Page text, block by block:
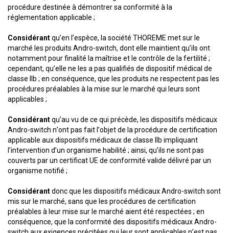
procédure destinée à démontrer sa conformité à la
réglementation applicable ;
Considérantqu’en l’espèce, la société THOREME met sur le
marché les produits Andro-switch, dont elle maintient qu’ils ont
notamment pour finalité la maîtrise et le contrôle de la fertilité ;
cependant, qu’elle ne les a pas qualifiés de dispositif médical de
classe IIb ; en conséquence, que les produits ne respectent pas les
procédures préalables à la mise sur le marché qui leurs sont
applicables ;
Considérantqu’au vu de ce qui précède, les dispositifs médicaux
Andro-switch n’ont pas fait l’objet de la procédure de certification
applicable aux dispositifs médicaux de classe IIb impliquant
l’intervention d’un organisme habilité ; ainsi, qu’ils ne sont pas
couverts par un certificat UE de conformité valide délivré par un
organisme notifié ;
Considérantdonc que les dispositifs médicaux Andro-switch sont
mis sur le marché, sans que les procédures de certification
préalables à leur mise sur le marché aient été respectées ; en
conséquence, que la conformité des dispositifs médicaux Andro-